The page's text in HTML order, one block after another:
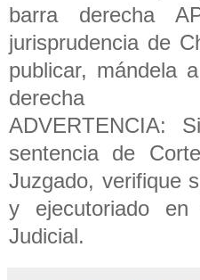
barra derecha
jurisprudencia de
publicar, mándela
derecha
ADVERTENCIA:
sentencia de
Juzgado, verifique
y ejecutoriado
Judicial.